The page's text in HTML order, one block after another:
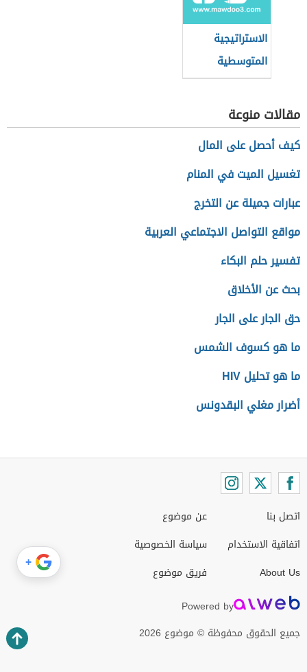
الاستراتيجية
المتوسطية
للتنمية
المستدامة
مقالات منوعة
كيف أحصل على المال
تغسيل الميت في المنام
عبارات جميلة عن التخرج
مواقع التواصل الاجتماعي العربية
تفسير حلم البكاء
بحث عن الأخلاق
حق الجار على الجار
ما هو كسوف الشمس
ما هو تحليل HIV
أضرار مغلي البقدونس
اتصل بنا
اتفاقية الاستخدام
About Us
عن موضوع
سياسة الخصوصية
فريق موضوع
Powered by
جميع الحقوق محفوظة © موضوع 2026
+